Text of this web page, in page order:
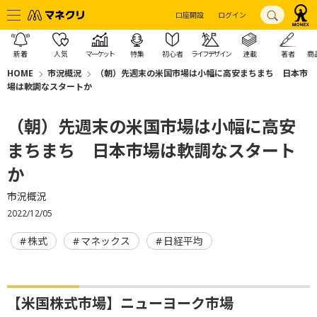
口座開設 ログイン
新着 人気 マーケット 特集 初心者 ライフデザイン 連載 著者 商
HOME 市況概況
（朝）先週末の米国市場は小幅に高安まちまち 日本市
場は軟調なスタートか
（朝）先週末の米国市場は小幅に高安
まちまち 日本市場は軟調なスタート
か
市況概況
2022/12/05
株式 マネックス 日経平均
【米国株式市場】ニューヨーク市場